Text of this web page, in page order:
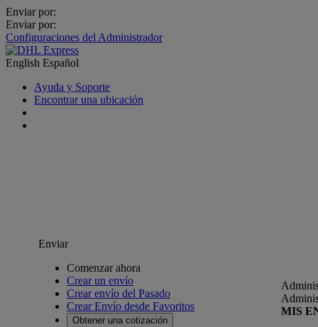
Enviar por:
Enviar por:
Configuraciones del Administrador
English Español
Ayuda y Soporte
Encontrar una ubicación
Enviar
Comenzar ahora
Crear un envío
Crear envío del Pasado
Crear Envío desde Favoritos
Obtener una cotización
MIS